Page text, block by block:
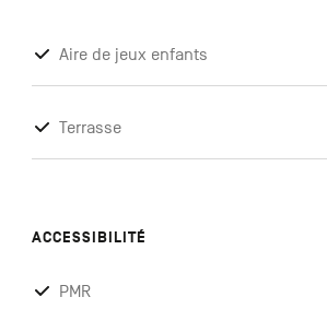
Aire de jeux enfants
Terrasse
ACCESSIBILITÉ
PMR